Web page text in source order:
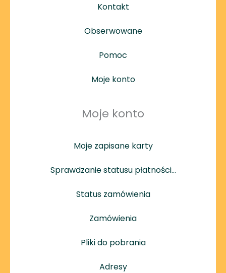
Kontakt
Obserwowane
Pomoc
Moje konto
Moje konto
Moje zapisane karty
Sprawdzanie statusu płatności…
Status zamówienia
Zamówienia
Pliki do pobrania
Adresy